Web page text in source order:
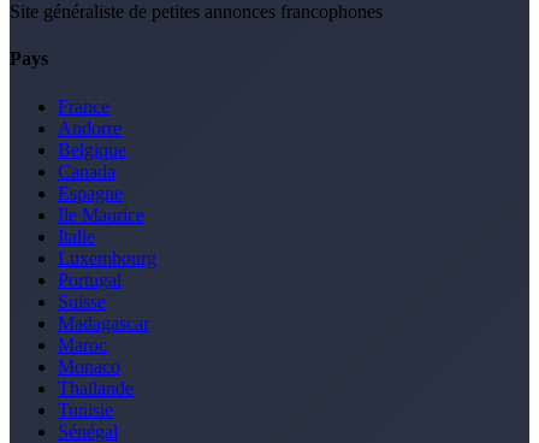
Site généraliste de petites annonces francophones
Pays
France
Andorre
Belgique
Canada
Espagne
Ile Maurice
Italie
Luxembourg
Portugal
Suisse
Madagascar
Maroc
Monaco
Thaïlande
Tunisie
Sénégal